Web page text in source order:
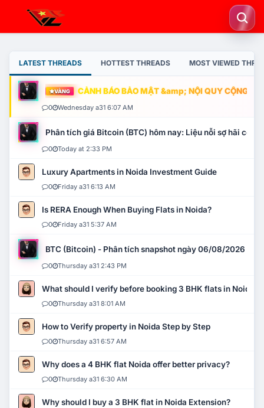
LATEST THREADS HOTTEST THREADS MOST VIEWED
VÀNG CẢNH BÁO BẢO MẬT &amp; NỘI QUY CỘNG
0 Wednesday a31 6:07 AM
Phân tích giá Bitcoin (BTC) hôm nay: Liệu nỗi sợ hãi có
0 Today at 2:33 PM
Luxury Apartments in Noida Investment Guide
0 Friday a31 6:13 AM
Is RERA Enough When Buying Flats in Noida?
0 Friday a31 5:37 AM
BTC (Bitcoin) - Phân tích snapshot ngày 06/08/2026
0 Thursday a31 2:43 PM
What should I verify before booking 3 BHK flats in Noida?
0 Thursday a31 8:01 AM
How to Verify property in Noida Step by Step
0 Thursday a31 6:57 AM
Why does a 4 BHK flat Noida offer better privacy?
0 Thursday a31 6:30 AM
Why should I buy a 3 BHK flat in Noida Extension?